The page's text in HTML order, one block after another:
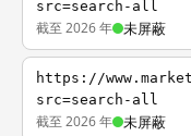
src=search-all
截至 2026 年 未屏蔽
https://
src=search-all
截至 2026 年 未屏蔽